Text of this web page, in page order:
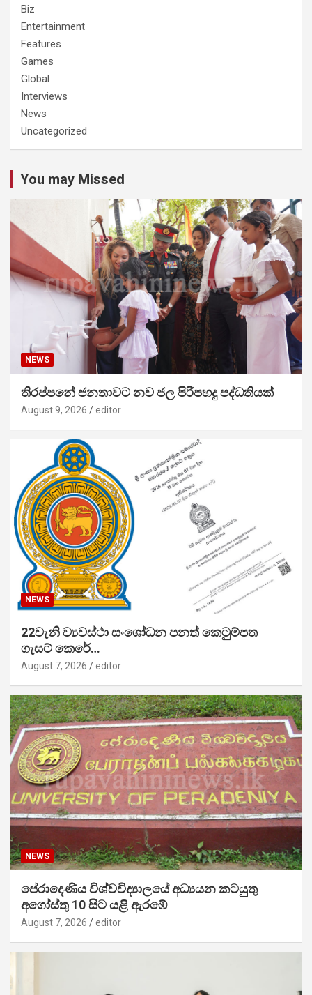
Biz
Entertainment
Features
Games
Global
Interviews
News
Uncategorized
You may Missed
NEWS
තිරප්පනේ ජනතාවට නව ජල පිරිපහදු පද්ධතියක්
August 9, 2026 editor
NEWS
22වැනි ව්‍යවස්ථා සංශෝධන පනත් කෙටුම්පත
ගැසට් කෙරේ…
August 7, 2026 editor
NEWS
පේරාදෙණිය විශ්වවිද්‍යාලයේ අධ්‍යයන කටයුතු
අගෝස්තු 10 සිට යළි ඇරඹේ
August 7, 2026 editor